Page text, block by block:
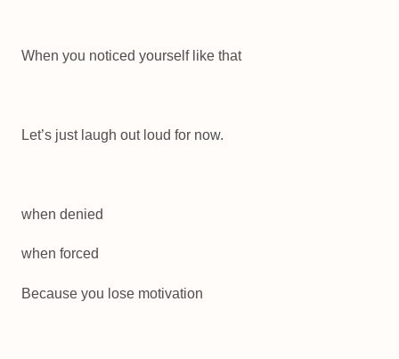
When you noticed yourself like that
Let’s just laugh out loud for now.
when denied
when forced
Because you lose motivation